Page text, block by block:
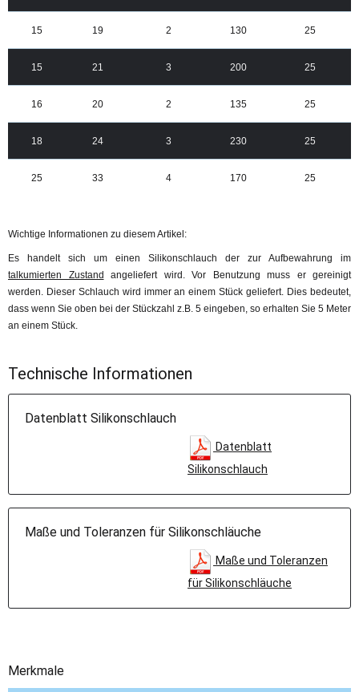
15 19 2 130 25
15 21 3 200 25
16 20 2 135 25
18 24 3 230 25
25 33 4 170 25
Wichtige Informationen zu diesem Artikel:
Es handelt sich um einen Silikonschlauch der zur Aufbewahrung im
talkumierten Zustand angeliefert wird. Vor Benutzung muss er gereinigt
werden. Dieser Schlauch wird immer an einem Stück geliefert. Dies bedeutet,
dass wenn Sie oben bei der Stückzahl z.B. 5 eingeben, so erhalten Sie 5 Meter
an einem Stück.
Technische Informationen
Datenblatt Silikonschlauch
Datenblatt
Silikonschlauch
Maße und Toleranzen für Silikonschläuche
Maße und Toleranzen
für Silikonschläuche
Merkmale